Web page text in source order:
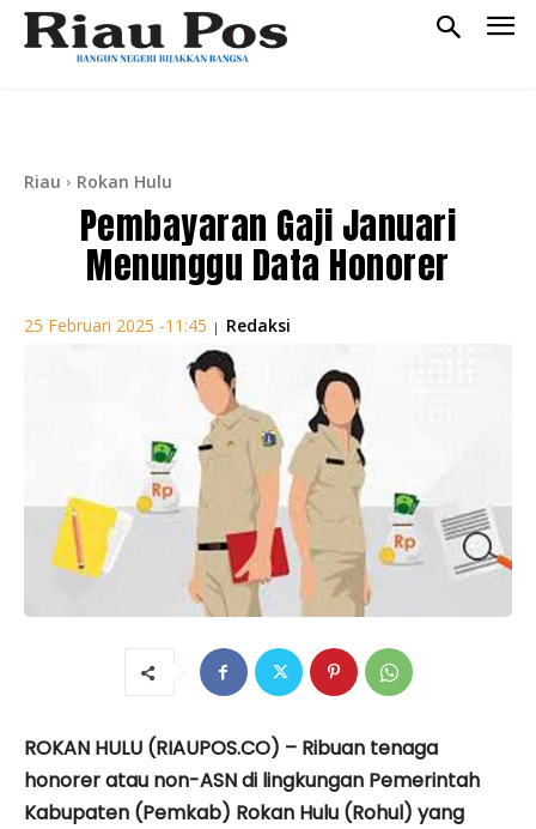
Riau Rokan Hulu
Pembayaran Gaji Januari
Menunggu Data Honorer
25 Februari 2025 -11:45 | Redaksi
ROKAN HULU (RIAUPOS.CO) – Ribuan tenaga
honorer atau non-ASN di lingkungan Pemerintah
Kabupaten (Pemkab) Rokan Hulu (Rohul) yang